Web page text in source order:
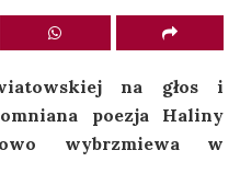
na głos i
poezja Haliny
wybrzmiewa w